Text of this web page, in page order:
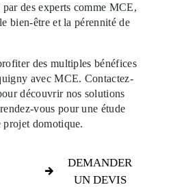
des experts comme MCE,
bien-être et la pérennité de
des multiples bénéfices
avec MCE. Contactez-
découvrir nos solutions
vous pour une étude
projet domotique.
DEMANDER
UN DEVIS